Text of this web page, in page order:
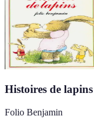
Histoires de
Folio Benjamin